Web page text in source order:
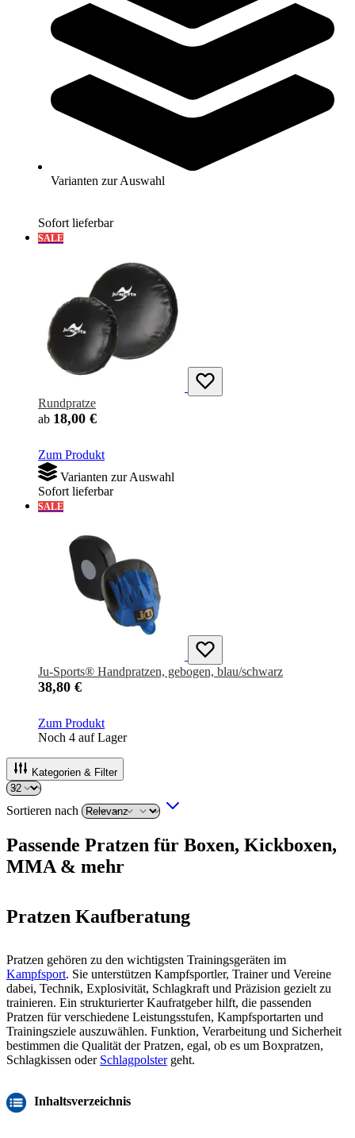
Varianten zur Auswahl
PHOENIX® Schlagpolster
Zum Produkt
Sofort lieferbar
SALE
Rundpratze
ab 18,00 €
Zum Produkt
Varianten zur Auswahl
Sofort lieferbar
SALE
Ju-Sports® Handpratzen, gebogen, blau/schwarz
38,80 €
Zum Produkt
Noch 4 auf Lager
Kategorien & Filter
Sortieren nach
Passende Pratzen für Boxen, Kickboxen,
MMA & mehr
Pratzen Kaufberatung
Pratzen gehören zu den wichtigsten Trainingsgeräten im
Kampfsport. Sie unterstützen Kampfsportler, Trainer und Vereine
dabei, Technik, Explosivität, Schlagkraft und Präzision gezielt zu
trainieren. Ein strukturierter Kaufratgeber hilft, die passenden
Pratzen für verschiedene Leistungsstufen, Kampfsportarten und
Trainingsziele auszuwählen. Funktion, Verarbeitung und Sicherheit
bestimmen die Qualität der Pratzen, egal, ob es um Boxpratzen,
Schlagkissen oder Schlagpolstergeht.
Inhaltsverzeichnis